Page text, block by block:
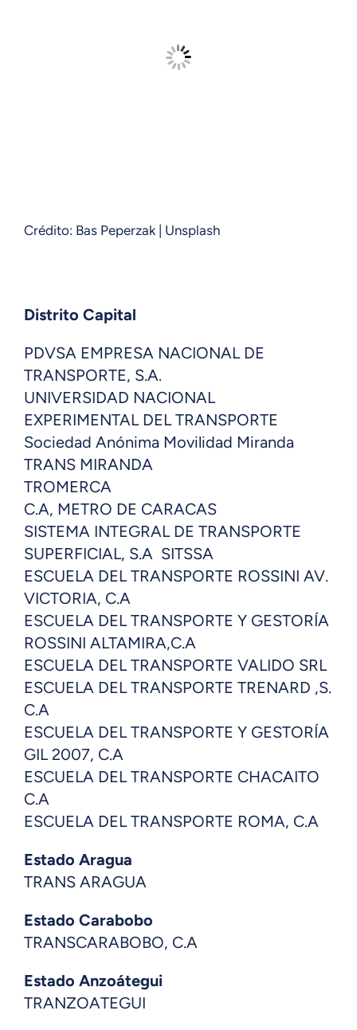
Crédito: Bas Peperzak | Unsplash
Distrito Capital
PDVSA EMPRESA NACIONAL DE
TRANSPORTE, S.A.
UNIVERSIDAD NACIONAL
EXPERIMENTAL DEL TRANSPORTE
Sociedad Anónima Movilidad Miranda
TRANS MIRANDA
TROMERCA
C.A, METRO DE CARACAS
SISTEMA INTEGRAL DE TRANSPORTE
SUPERFICIAL, S.A SITSSA
ESCUELA DEL TRANSPORTE ROSSINI AV.
VICTORIA, C.A
ESCUELA DEL TRANSPORTE Y GESTORÍA
ROSSINI ALTAMIRA,C.A
ESCUELA DEL TRANSPORTE VALIDO SRL
ESCUELA DEL TRANSPORTE TRENARD ,S.
C.A
ESCUELA DEL TRANSPORTE Y GESTORÍA
GIL 2007, C.A
ESCUELA DEL TRANSPORTE CHACAITO
C.A
ESCUELA DEL TRANSPORTE ROMA, C.A
Estado Aragua
TRANS ARAGUA
Estado Carabobo
TRANSCARABOBO, C.A
Estado Anzoátegui
TRANZOATEGUI